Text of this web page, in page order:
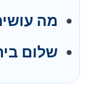
מה
שלום